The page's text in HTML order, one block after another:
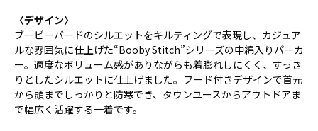
〈デザイン〉
ブービーバードのシルエットをキルティングで表現し、カジュア
ルな雰囲気に仕上げた“Booby Stitch”シリーズの中綿入りパーカ
ー。適度なボリューム感がありながらも着膨れしにくく、すっき
りとしたシルエットに仕上げました。フード付きデザインで首元
から頭までしっかりと防寒でき、タウンユースからアウトドアま
で幅広く活躍する一着です。